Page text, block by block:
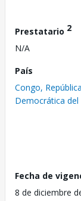
Prestatario 2
N/A
País
Congo, República
Democrática del
Fecha de
8 de diciembre